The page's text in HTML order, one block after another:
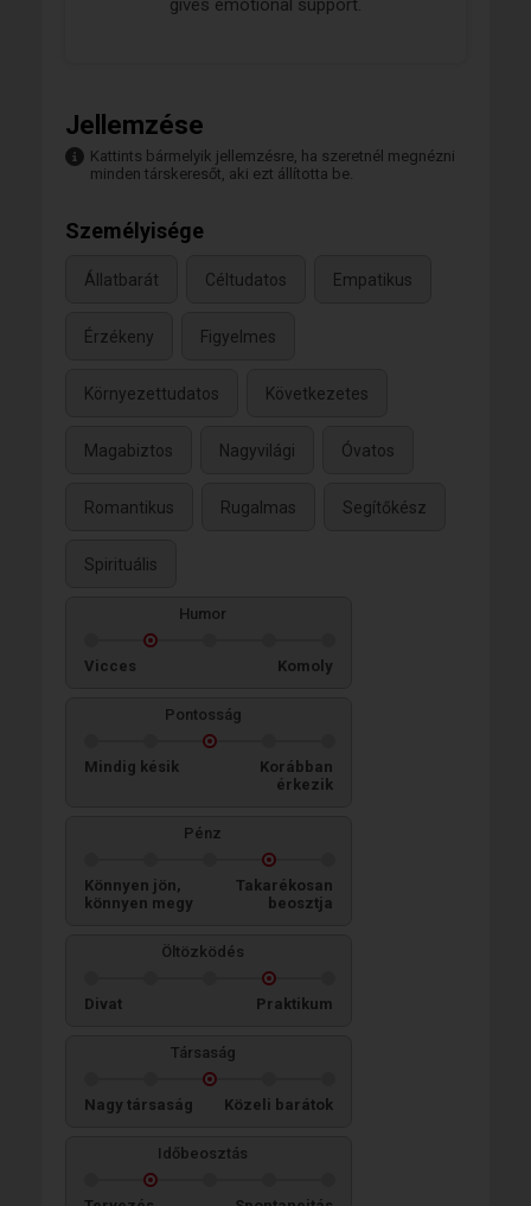
gives emotional support.
Jellemzése
Kattints bármelyik jellemzésre, ha szeretnél megnézni
minden társkeresőt, aki ezt állította be.
Személyisége
Állatbarát Céltudatos Empatikus
Érzékeny Figyelmes
Környezettudatos Következetes
Magabiztos Nagyvilági Óvatos
Romantikus Rugalmas Segítőkész
Spirituális
Humor
Vicces Komoly
Pontosság
Mindig késik
Korábban
érkezik
Pénz
Könnyen jön,
könnyen megy
Takarékosan
beosztja
Öltözködés
Divat Praktikum
Társaság
Nagy társaság Közeli barátok
Időbeosztás